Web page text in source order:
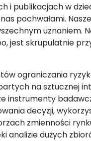
i publikacjach w
pochwałami.
uznaniem.
jest skrupulatnie
ograniczania
na sztucznej
instrumenty
decyzji,
zmienności
analizie dużych